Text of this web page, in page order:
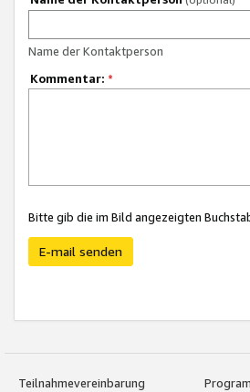
Name der Kontaktperson
Kommentar: *
Bitte gib die im Bild angezeigten
E-mail senden
Teilnahmevereinbarung